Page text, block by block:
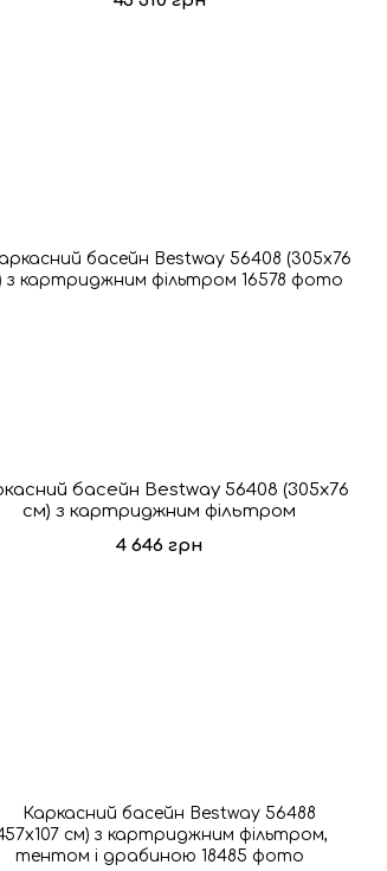
басейн Bestway 56408 (305х76
см) з картриджним фільтром
4 646 грн